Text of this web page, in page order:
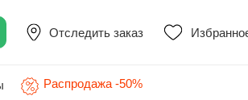
Отследить заказ
Распродажа -50%